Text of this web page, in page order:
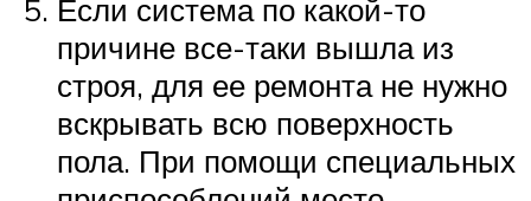
Если система по какой-то
причине все-таки вышла из
строя, для ее ремонта не нужно
вскрывать всю поверхность
пола. При помощи специальных